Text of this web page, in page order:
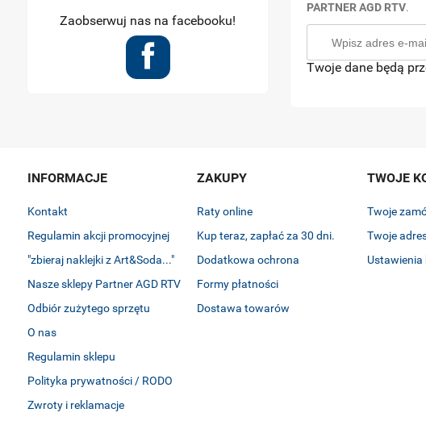
Zaobserwuj nas na facebooku!
PARTNER AGD RTV.
Twoje dane będą
INFORMACJE
Kontakt
Regulamin akcji promocyjnej
"zbieraj naklejki z Art&Soda..."
Nasze sklepy Partner AGD RTV
Odbiór zużytego sprzętu
O nas
Regulamin sklepu
Polityka prywatności / RODO
Zwroty i reklamacje
ZAKUPY
Raty online
Kup teraz, zapłać za 30 dni.
Dodatkowa ochrona
Formy płatności
Dostawa towarów
TWOJE
Twoje
Twoje
Ustawienia